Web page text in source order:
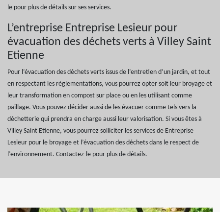
le pour plus de détails sur ses services.
L’entreprise Entreprise Lesieur pour
évacuation des déchets verts à Villey Saint
Etienne
Pour l’évacuation des déchets verts issus de l’entretien d’un jardin, et tout
en respectant les règlementations, vous pourrez opter soit leur broyage et
leur transformation en compost sur place ou en les utilisant comme
paillage. Vous pouvez décider aussi de les évacuer comme tels vers la
déchetterie qui prendra en charge aussi leur valorisation. Si vous êtes à
Villey Saint Etienne, vous pourrez solliciter les services de Entreprise
Lesieur pour le broyage et l’évacuation des déchets dans le respect de
l’environnement. Contactez-le pour plus de détails.